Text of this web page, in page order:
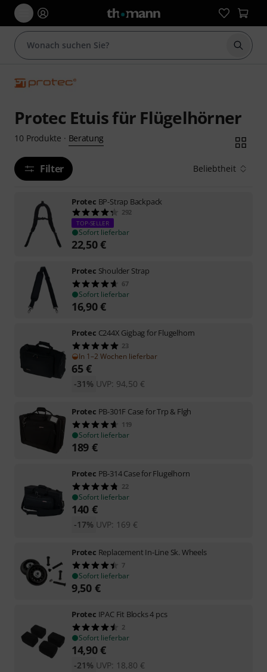
Suche
Protec Etuis für Flügelhörner
10 Produkte · Beratung
Filter Beliebtheit
Protec BP-Strap Backpack
292
TOP-SELLER
Sofort lieferbar
22,50€
Protec Shoulder Strap
67
Sofort lieferbar
16,90€
Protec C244X Gigbag for Flugelhorn
23
In 1–2 Wochen lieferbar
65€
UVP: 94,50 €
-31%
Protec PB-301F Case for Trp & Flgh
119
Sofort lieferbar
189 €
Protec PB-314 Case for Flugelhorn
22
Sofort lieferbar
140 €
UVP: 169 €
-17%
Protec Replacement In-Line Sk. Wheels
7
Sofort lieferbar
9,50 €
Protec IPAC Fit Blocks 4 pcs
2
Sofort lieferbar
14,90€
UVP: 18,80 €
-21%